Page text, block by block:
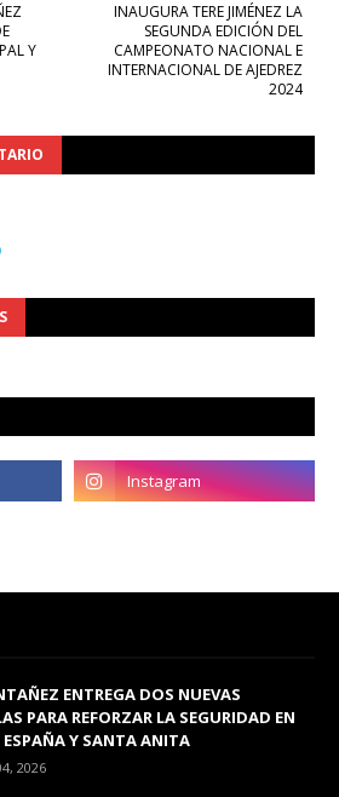
INAUGURA TERE JIMÉNEZ LA
SEGUNDA EDICIÓN DEL
CAMPEONATO NACIONAL E
INTERNACIONAL DE AJEDREZ
2024
Y
ENTREGA DOS NUEVAS
PARA REFORZAR LA SEGURIDAD EN
ESPAÑA Y SANTA ANITA
2026